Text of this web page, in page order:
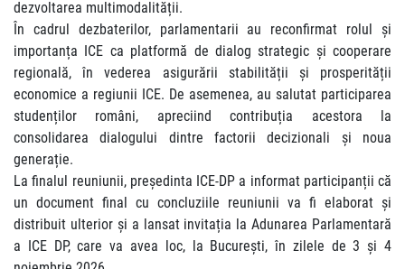
dezvoltarea multimodalității.
În cadrul dezbaterilor, parlamentarii au reconfirmat rolul și
importanța ICE ca platformă de dialog strategic și cooperare
regională, în vederea asigurării stabilității și prosperității
economice a regiunii ICE. De asemenea, au salutat participarea
studenților români, apreciind contribuția acestora la
consolidarea dialogului dintre factorii decizionali și noua
generație.
La finalul reuniunii, președinta ICE-DP a informat participanții că
un document final cu concluziile reuniunii va fi elaborat și
distribuit ulterior și a lansat invitația la Adunarea Parlamentară
a ICE DP, care va avea loc, la București, în zilele de 3 și 4